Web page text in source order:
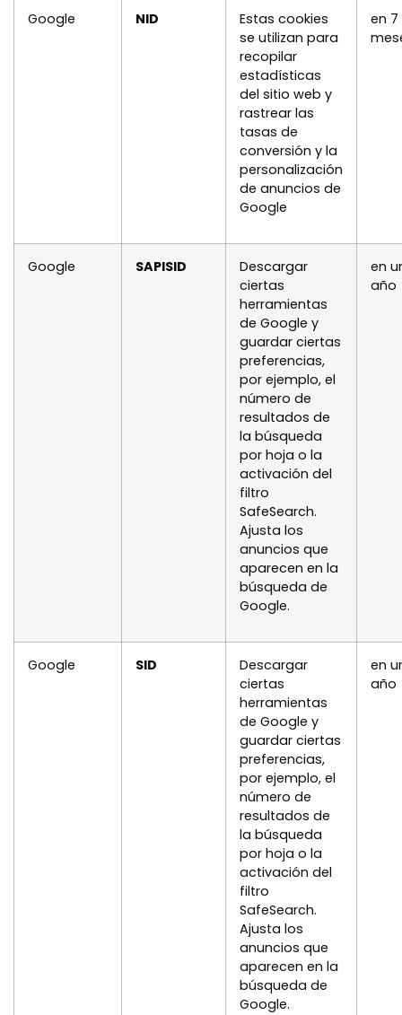
Google NID
Estas cookies
se utilizan para
recopilar
estadísticas
del sitio web y
rastrear las
tasas de
conversión y la
personalización
de anuncios de
Google
en 7
Google SAPISID
Descargar
ciertas
herramientas
de Google y
guardar ciertas
preferencias,
por ejemplo, el
número de
resultados de
la búsqueda
por hoja o la
activación del
filtro
SafeSearch.
Ajusta los
anuncios que
aparecen en la
búsqueda de
Google.
en
año
Google SID
Descargar
ciertas
herramientas
de Google y
guardar ciertas
preferencias,
por ejemplo, el
número de
resultados de
la búsqueda
por hoja o la
activación del
filtro
SafeSearch.
Ajusta los
anuncios que
aparecen en la
búsqueda de
Google.
en
año